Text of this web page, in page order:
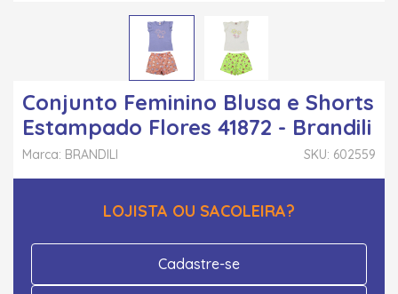
Conjunto Feminino Blusa e Shorts
Estampado Flores 41872 - Brandili
SKU: 602559
Marca: BRANDILI
LOJISTA OU SACOLEIRA?
Cadastre-se